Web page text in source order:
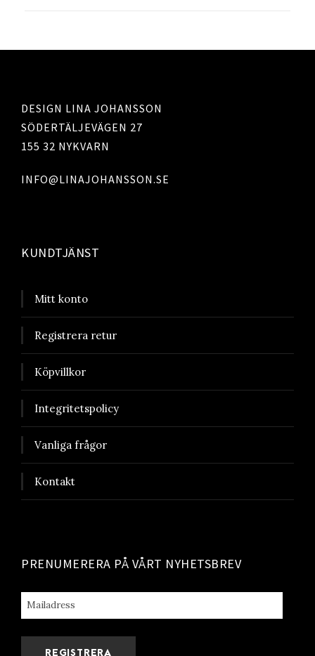
DESIGN LINA JOHANSSON
SÖDERTÄLJEVÄGEN 27
155 32 NYKVARN
INFO@LINAJOHANSSON.SE
KUNDTJÄNST
Mitt konto
Registrera retur
Köpvillkor
Integritetspolicy
Vanliga frågor
Kontakt
PRENUMERERA PÅ VÅRT NYHETSBREV